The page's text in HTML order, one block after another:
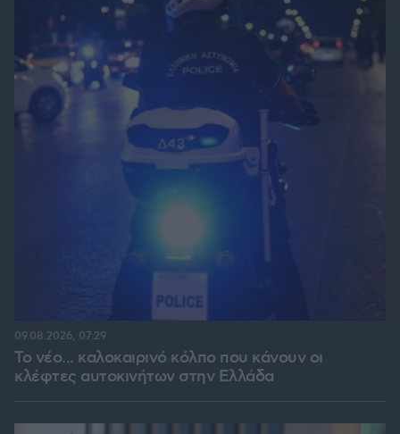
Το νέο... καλοκαιρινό κόλπο που κάνουν οι
κλέφτες αυτοκινήτων στην Ελλάδα
09.08.2026, 07:29